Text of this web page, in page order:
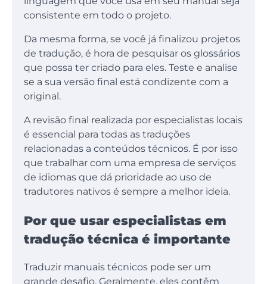
consistente em todo o projeto.
Da mesma forma, se você já finalizou projetos
de tradução, é hora de pesquisar os glossários
que possa ter criado para eles. Teste e analise
se a sua versão final está condizente com a
original.
A revisão final realizada por especialistas locais
é essencial para todas as traduções
relacionadas a conteúdos técnicos. É por isso
que trabalhar com uma empresa de serviços
de idiomas que dá prioridade ao uso de
tradutores nativos é sempre a melhor ideia.
Por que usar especialistas em
tradução técnica é importante
Traduzir manuais técnicos pode ser um
grande desafio. Geralmente, eles contêm